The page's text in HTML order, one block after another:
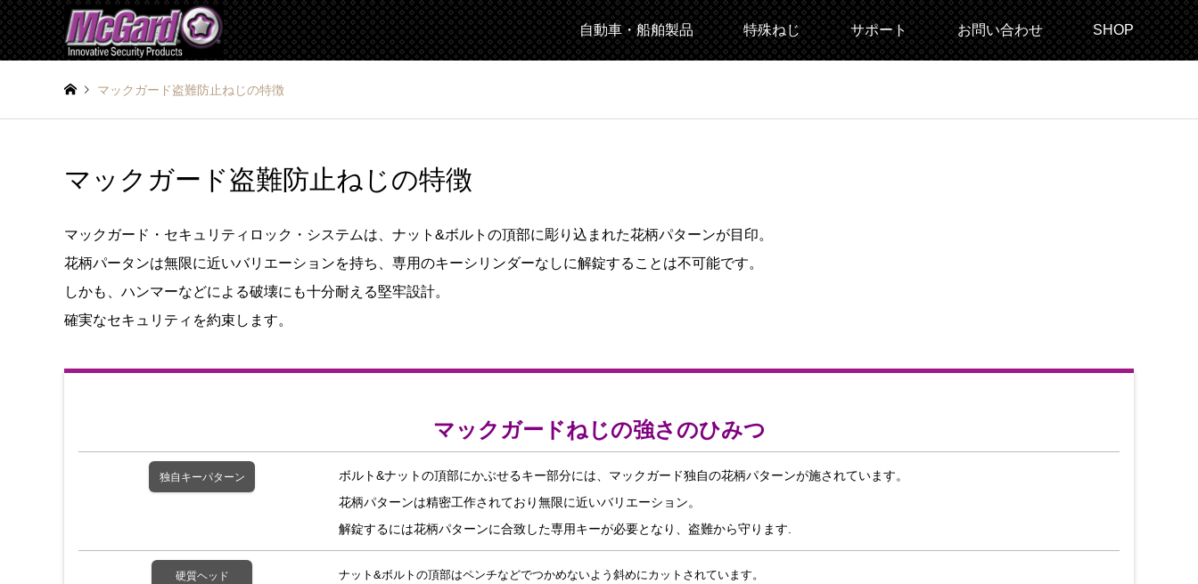
自動車・船舶製品 特殊ねじ サポート お問い合わせ SHOP
マックガード盗難防止ねじの特徴
マックガード盗難防止ねじの特徴
マックガード・セキュリティロック・システムは、ナット&ボルトの頂部に彫り込まれた花柄パターンが目印。
花柄パータンは無限に近いバリエーションを持ち、専用のキーシリンダーなしに解錠することは不可能です。
しかも、ハンマーなどによる破壊にも十分耐える堅牢設計。
確実なセキュリティを約束します。
マックガードねじの強さのひみつ
独自キーパターン
ボルト&ナットの頂部にかぶせるキー部分には、マックガード独自の花柄パターンが施されています。
花柄パターンは精密工作されており無限に近いバリエーション。
解錠するには花柄パターンに合致した専用キーが必要となり、盗難から守ります.
硬質ヘッド ナット&ボルトの頂部はペンチなどでつかめないよう斜めにカットされています。